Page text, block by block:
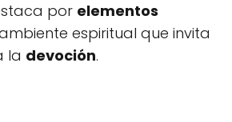
por elementos
espiritual que invita
la devoción.